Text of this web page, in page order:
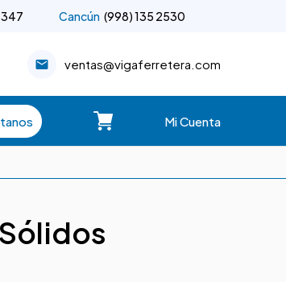
347 Cancún (998) 135 2530
ventas@vigaferretera.com
Mi Cuenta